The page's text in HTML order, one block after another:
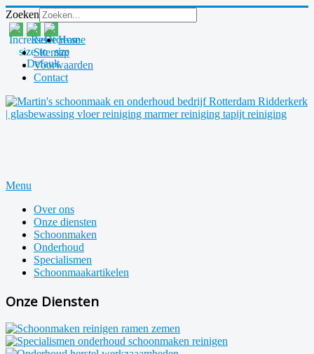
Zoeken
Home
Sitemap
Voorwaarden
Contact
Menu
Over ons
Onze diensten
Schoonmaken
Onderhoud
Specialismen
Schoonmaakartikelen
Onze Diensten